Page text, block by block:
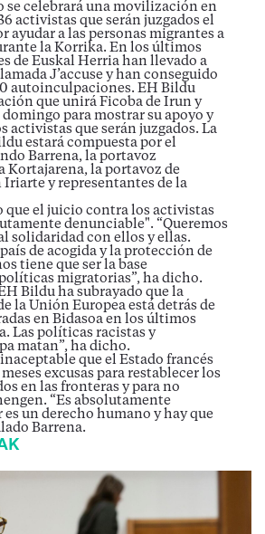
se celebrará una movilización en
activistas que serán juzgados el
ayudar a las personas migrantes a
la Korrika. En los últimos
de Euskal Herria han llevado a
J’accuse y han conseguido
autoinculpaciones. EH Bildu
que unirá Ficoba de Irun y
para mostrar su apoyo y
activistas que serán juzgados. La
estará compuesta por el
Barrena, la portavoz
Kortajarena, la portavoz de
y representantes de la
que el juicio contra los activistas
denunciable". “Queremos
solidaridad con ellos y ellas.
de acogida y la protección de
tiene que ser la base
migratorias”, ha dicho.
Bildu ha subrayado que la
la Unión Europea está detrás de
en Bidasoa en los últimos
Las políticas racistas y
matan”, ha dicho.
que el Estado francés
excusas para restablecer los
en las fronteras y para no
“Es absolutamente
un derecho humano y hay que
Barrena.